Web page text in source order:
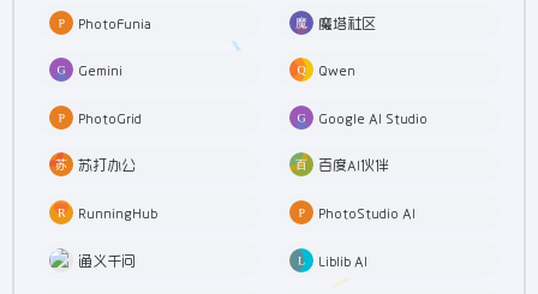
PhotoFunia 魔塔社区
Gemini Qwen
PhotoGrid Google AI Studio
苏打办公 百度AI伙伴
RunningHub PhotoStudio AI
通义千问 Liblib AI